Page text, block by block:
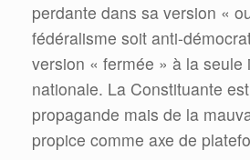
perdante dans sa version «
fédéralisme soit anti-
version « fermée » à la seule
nationale. La Constituante
propagande mais de la
propice comme axe de